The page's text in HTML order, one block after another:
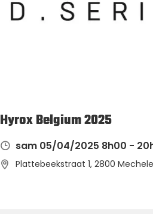
Hyrox Belgium 2025
sam 05/04/2025 8h00 -
Plattebeekstraat 1, 2800